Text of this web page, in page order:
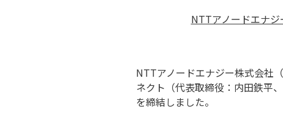
NTTアノードエナ
NTTアノードエナジー株式会社
ネクト（代表取締役：内田鉄平
を締結しました。